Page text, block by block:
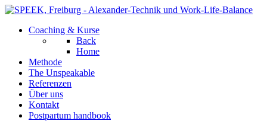
Coaching & Kurse
Back
Home
Methode
The Unspeakable
Referenzen
Über uns
Kontakt
Postpartum handbook